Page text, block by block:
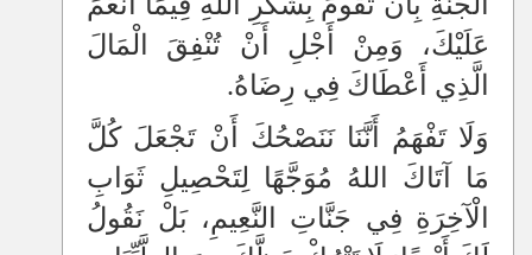
عَلَيْكَ، وَمِنْ أَجْلِ أَنْ تُنْفِقَ الْمَالَ
الَّذِي أَعْطَاكَ فِي رِضَاهُ.
وَلَا تَفْهَمُ أَنَّنَا نَنَصْحُكَ أَنْ تَجْعَلَ كُلَّ
مَا آتَاكَ اللهُ مُوَجَّهًا لِتَحْصِيلِ ثَوَابِ
الْآخِرَةِ فِي جَنَّاتِ النَّعِيمِ، بَلْ نَقُولُ